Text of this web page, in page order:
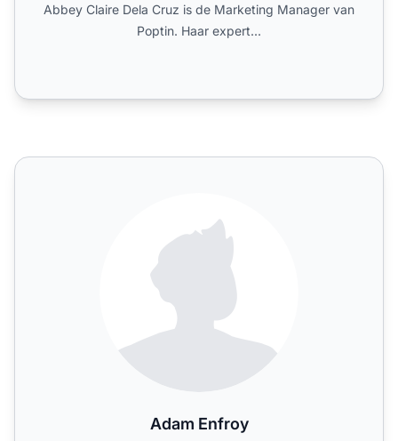
Abbey Claire Dela Cruz is de Marketing Manager van
Poptin. Haar expert...
Adam Enfroy